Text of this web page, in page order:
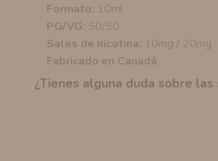
Formato: 10ml
PG/VG: 50/50
Sales de nicotina: 10mg / 20mg
Fabricado en Canadá
¿Tienes alguna duda sobre